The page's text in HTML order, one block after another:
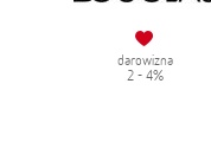
darowizna
2 - 4%